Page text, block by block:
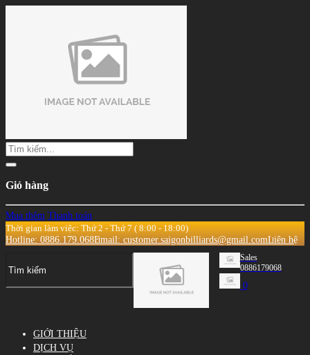
Giỏ hàng
Mua thêm Thanh toán
Thời gian làm việc: Thứ 2 - Thứ 7 ( 8:00 - 18:00)
Hotline: 0886.179.068Email: customer.saigonbilliards@gmail.comLiên hệ
Sales
0886179068
0
GIỚI THIỆU
DỊCH VỤ